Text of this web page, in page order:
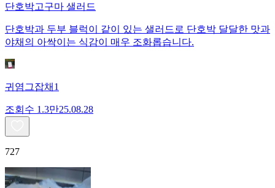
단호박고구마 샐러드
단호박과 두부 블럭이 같이 있는 샐러드로 단호박 달달한 맛과
야채의 아싹이는 식감이 매우 조화롭습니다.
귀염그잡채1
조회수 1.3만25.08.28
727